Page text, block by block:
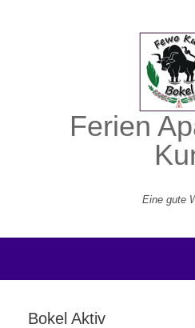
Ferien
Eine gute
Bokel Aktiv